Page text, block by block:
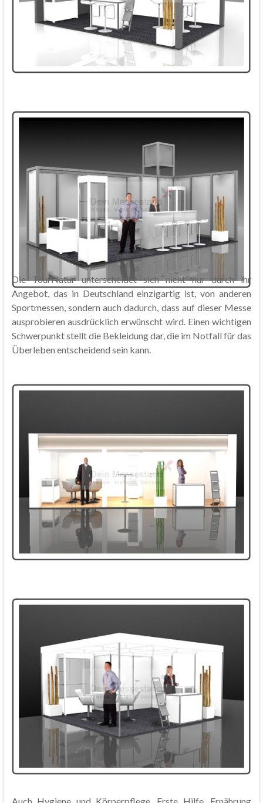
Die TourNatur unterscheidet sich nicht nur durch ihr
Angebot, das in Deutschland einzigartig ist, von anderen
Sportmessen, sondern auch dadurch, dass auf dieser Messe
ausprobieren ausdrücklich erwünscht wird. Einen wichtigen
Schwerpunkt stellt die Bekleidung dar, die im Notfall für das
Überleben entscheidend sein kann.